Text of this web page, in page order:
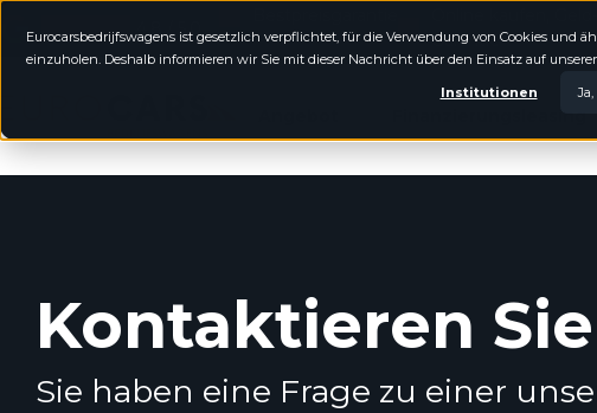
Eurocarsbedrijfswagens ist gesetzlich verpflichtet, für die Verwendung von Cookies und
einzuholen. Deshalb informieren wir Sie mit dieser Nachricht über den Einsatz auf unserer
Institutionen
4.8 / 5.0
Garantie
Kontaktieren
Sie haben eine Frage zu einer